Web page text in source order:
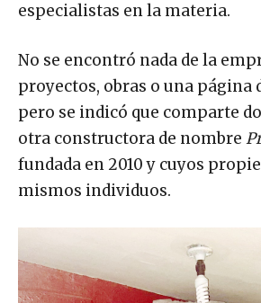
especialistas en la materia.
No se encontró nada de la
proyectos, obras o una página
pero se indicó que comparte
otra constructora de nombre
fundada en 2010 y cuyos
mismos individuos.